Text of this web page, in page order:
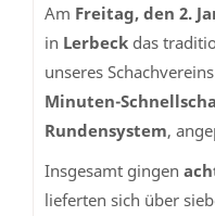
Am Freitag, den 2.
in Lerbeck das
unseres
Minuten-
Rundensystem,
Insgesamt gingen
lieferten sich über